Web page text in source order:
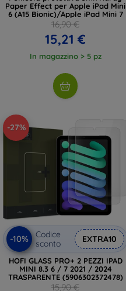
Paper Effect per Apple iPad Mini
6 (A15 Bionic)/Apple iPad Mini 7
16,90 €
15,21 €
In magazzino > 5 pz
-27%
-10%
Codice
sconto
EXTRA10
HOFI GLASS PRO+ 2 PEZZI IPAD
MINI 8.3 6 / 7 2021 / 2024
TRASPARENTE (5906302372478)
15,90 €